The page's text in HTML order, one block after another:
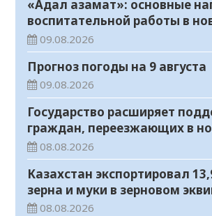
«Адал азамат»: основные
воспитательной работы в
учебном году
09.08.2026
Прогноз погоды на 9 августа
09.08.2026
Государство расширяет
граждан, переезжающих в
регионы для работы
08.08.2026
Казахстан экспортировал
зерна и муки в зерновом
08.08.2026